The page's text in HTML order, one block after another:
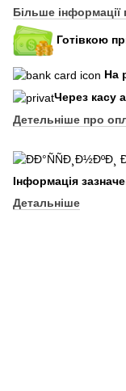
Більше інформації
Готівкою
На
Через касу
Детельніше про
Інформація
Детальніше